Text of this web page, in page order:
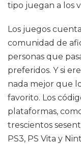
tipo juegan a los
Los juegos
comunidad de
personas que
preferidos. Y si
nada mejor que
favorito. Los
plataformas,
trescientos
PS3, PS Vita y